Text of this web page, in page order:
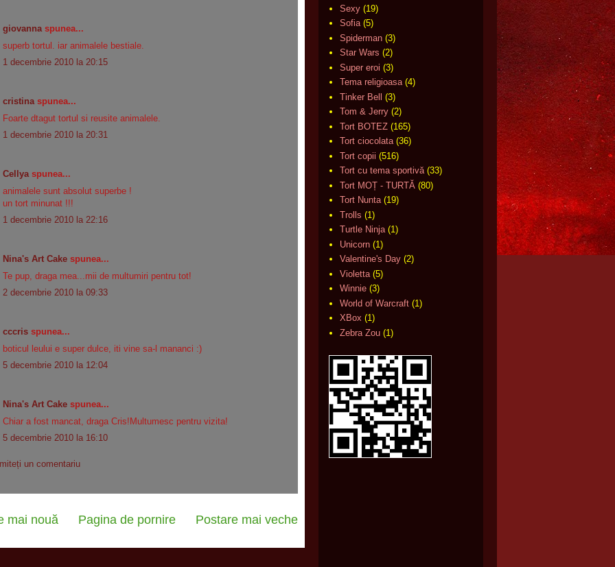
giovannaspunea...
superb tortul. iar animalele bestiale.
1 decembrie 2010 la 20:15
cristinaspunea...
Foarte dtagut tortul si reusite animalele.
1 decembrie 2010 la 20:31
Cellyaspunea...
animalele sunt absolut superbe !
un tort minunat !!!
1 decembrie 2010 la 22:16
Nina's Art Cake spunea...
Te pup, draga mea...mii de multumiri pentru tot!
2 decembrie 2010 la 09:33
cccris spunea...
boticul leului e super dulce, iti vine sa-l mananci :)
5 decembrie 2010 la 12:04
Nina's Art Cake spunea...
Chiar a fost mancat, draga Cris!Multumesc pentru vizita!
5 decembrie 2010 la 16:10
un comentariu
mai nouă Postare mai veche
Pagina de pornire
Sexy (19)
Sofia (5)
Spiderman (3)
Star Wars (2)
Super eroi (3)
Tema religioasa (4)
Tinker Bell
(3)
Tom & Jerry (2)
Tort BOTEZ (165)
Tort ciocolata (36)
Tort copii (516)
Tort cu tema sportivă (33)
Tort MOȚ - TURTĂ (80)
Tort Nunta (19)
Trolls (1)
Turtle Ninja (1)
Unicorn (1)
Valentine's Day (2)
Violetta (5)
Winnie (3)
World of Warcraft (1)
XBox (1)
Zebra Zou (1)